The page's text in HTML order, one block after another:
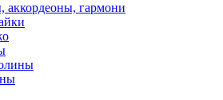
аккордеоны, гармони